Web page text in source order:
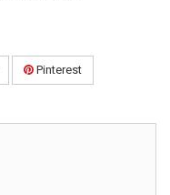
Pinterest